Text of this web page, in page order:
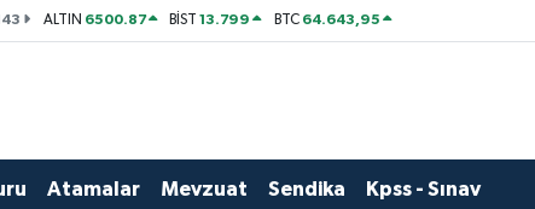
ALTIN 6500.87 BİST13.799 BTC 64.643,95
Atamalar Mevzuat Sendika Kpss - Sınav